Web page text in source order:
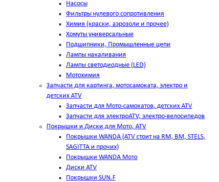
Насосы
Фильтры нулевого сопротивления
Химия (краски, аэрозоли и прочее)
Хомуты универсальные
Подшипники, Промышленные цепи
Лампы накаливания
Лампы светодиодные (LED)
Мотохимия
Запчасти для картинга, мотосамоката, электро и
детских ATV
Запчасти для Мото-самокатов, детских ATV
Запчасти для электроATV, электро-велосипедов
Покрышки и Диски для Мото, ATV
Покрышки WANDA (АТV стоит на RM, BM, STELS,
SAGITTA и прочих)
Покрышки WANDA Мото
Диски ATV
Покрышки SUN.F